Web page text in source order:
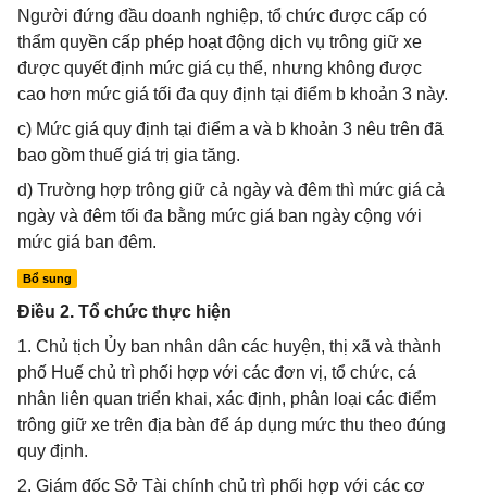
Người đứng đầu doanh nghiệp, tổ chức được cấp có
thẩm quyền cấp phép hoạt động dịch vụ trông giữ xe
được quyết định mức giá cụ thể, nhưng không được
cao hơn mức giá tối đa quy định tại điểm b khoản 3 này.
c) Mức giá quy định tại điểm a và b khoản 3 nêu trên đã
bao gồm thuế giá trị gia tăng.
d) Trường hợp trông giữ cả ngày và đêm thì mức giá cả
ngày và đêm tối đa bằng mức giá ban ngày cộng với
mức giá ban đêm.
Bổ sung
Điều 2. Tổ chức thực hiện
1. Chủ tịch Ủy ban nhân dân các huyện, thị xã và thành
phố Huế chủ trì phối hợp với các đơn vị, tổ chức, cá
nhân liên quan triển khai, xác định, phân loại các điểm
trông giữ xe trên địa bàn để áp dụng mức thu theo đúng
quy định.
2. Giám đốc Sở Tài chính chủ trì phối hợp với các cơ